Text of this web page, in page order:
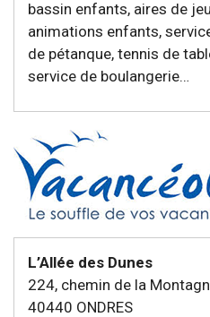
bassin enfants, aires de
animations enfants,
de pétanque, tennis de
service de boulangerie…
L’Allée des Dunes
224, chemin de la
40440 ONDRES